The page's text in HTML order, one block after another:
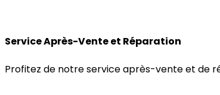
Service Après-Vente et Réparation
Profitez de notre service après-vente et de